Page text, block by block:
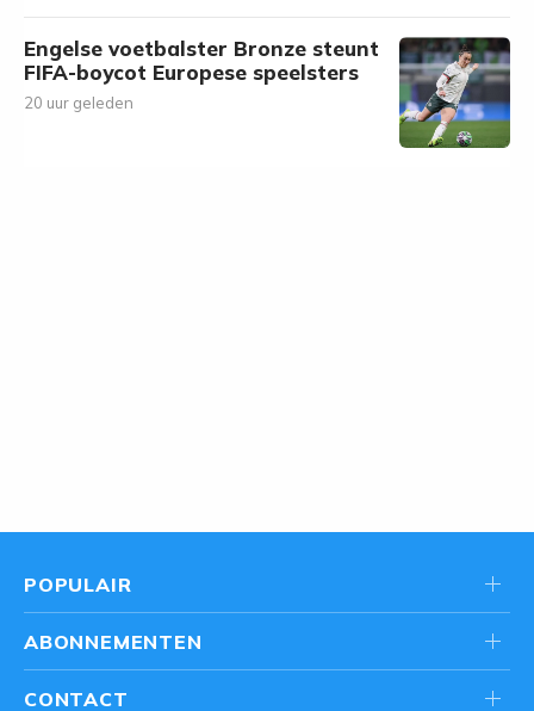
Engelse voetbalster Bronze steunt
FIFA-boycot Europese speelsters
20 uur geleden
POPULAIR
ABONNEMENTEN
CONTACT